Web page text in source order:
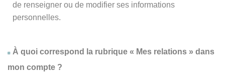
de renseigner ou de modifier ses informations
personnelles.
À quoi correspond la rubrique « Mes relations » dans
mon compte ?